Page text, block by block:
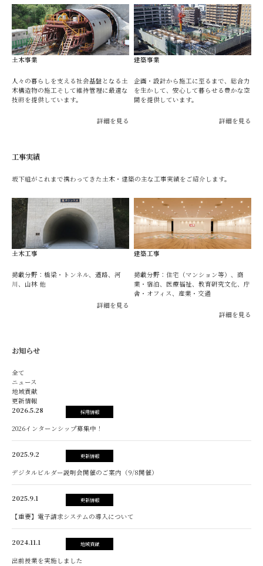
土木事業
人々の暮らしを支える社会基盤となる土
木構造物の施工そして維持管理に最適な
技術を提供しています。
詳細を見る
建築事業
企画・設計から施工に至るまで、総合力
を生かして、安心して暮らせる豊かな空
間を提供しています。
詳細を見る
工事実績
坂下組がこれまで携わってきた土木・建築の主な工事実績をご紹介します。
土木工事
掲載分野：橋梁・トンネル、道路、河
川、山林 他
詳細を見る
建築工事
掲載分野：住宅（マンション等）、商
業・宿泊、医療福祉、教育研究文化、庁
舎・オフィス、産業・交通
詳細を見る
お知らせ
全て
ニュース
地域貢献
更新情報
2026.5.28
採用情報
2026インターンシップ募集中！
2025.9.2 更新情報
デジタルビルダー説明会開催のご案内（9/8開催）
2025.9.1 更新情報
【重要】電子請求システムの導入について
2024.11.1 地域貢献
出前授業を実施しました